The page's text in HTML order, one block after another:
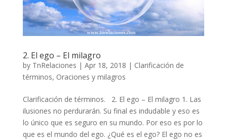
2. El ego – El milagro
by TnRelaciones | Apr 18, 2018 | Clarificación de
términos, Oraciones y milagros
Clarificación de términos. 2. El ego – El milagro 1. Las
ilusiones no perdurarán. Su final es indudable y eso es
lo único que es seguro en su mundo. Por eso es por lo
que es el mundo del ego. ¿Qué es el ego? El ego no es